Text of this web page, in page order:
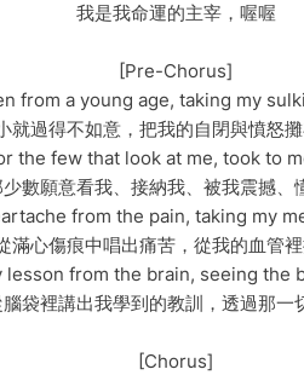
我是我命運的主宰，喔喔
[Pre-Chorus]
from a young age, taking my
就過得不如意，把我的自閉與憤怒
the few that look at me, took to
數願意看我、接納我、被我震撼、
from the pain, taking my
滿心傷痕中唱出痛苦，從我的血管
lesson from the brain, seeing the
袋裡講出我學到的教訓，透過那一
[Chorus]